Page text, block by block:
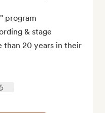
program
& stage
20 years in their